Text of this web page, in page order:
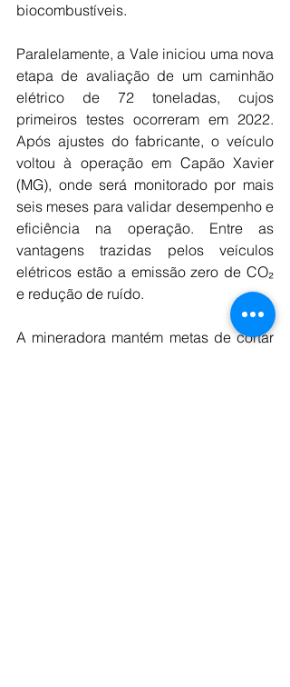
biocombustíveis.
Paralelamente, a Vale iniciou uma nova
etapa de avaliação de um caminhão
elétrico de 72 toneladas, cujos
primeiros testes ocorreram em 2022.
Após ajustes do fabricante, o veículo
voltou à operação em Capão Xavier
(MG), onde será monitorado por mais
seis meses para validar desempenho e
eficiência na operação. Entre as
vantagens trazidas pelos veículos
elétricos estão a emissão zero de CO₂
e redução de ruído.
A mineradora mantém metas de cortar